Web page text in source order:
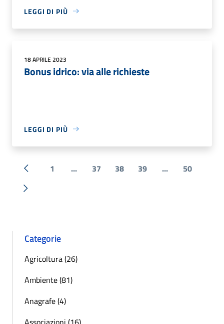
LEGGI DI PIÙ
18 APRILE 2023
Bonus idrico: via alle richieste
LEGGI DI PIÙ
« Precedente
1 ... 37 38 39 ... 50
Successiva »
Categorie
Agricoltura (26)
Ambiente (81)
Anagrafe (4)